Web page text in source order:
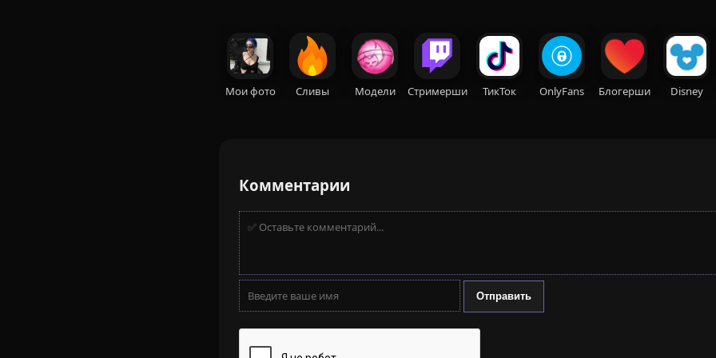
Мои фото Сливы Модели Стримерши ТикТок OnlyFans Блогерши Disney
Комментарии